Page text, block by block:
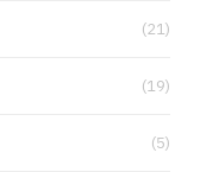
(21)
(19)
(5)